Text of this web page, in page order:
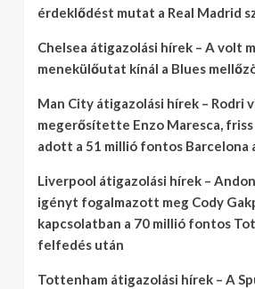
érdeklődést mutat a Real Madrid
Chelsea átigazolási hírek – A volt
menekülőutat kínál a Blues
Man City átigazolási hírek – Rodri
megerősítette Enzo Maresca,
adott a 51 millió fontos Barcelona
Liverpool átigazolási hírek –
igényt fogalmazott meg Cody
kapcsolatban a 70 millió fontos
felfedés után
Tottenham átigazolási hírek – A